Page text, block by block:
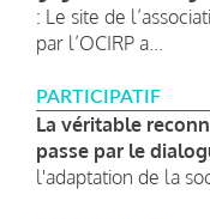
: Le site de
par l’OCIRP a...
PARTICIPATIF
La véritable
passe par le
l'adaptation de la